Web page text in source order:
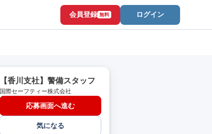
会員登録 無料 ログイン
【香川支社】警備スタッフ
国際セーフティー株式会社
応募画面へ進む
気になる